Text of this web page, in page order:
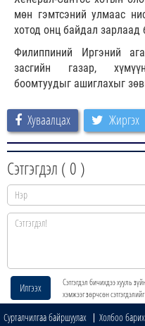
мөн гэмтсэний улмаас
хотод онц байдал зарлаад
Филиппиний Иргэний
засгийн газар,
боомтуудыг ашиглахыг
Хуваалцах Жиргэх
Сэтгэгдэл ( 0 )
Илгээх
Сэтгэгдэл бичихдээ хууль
хэмжээг зөрчсөн
Сурталчилгаа байршуулах Холбоо барих